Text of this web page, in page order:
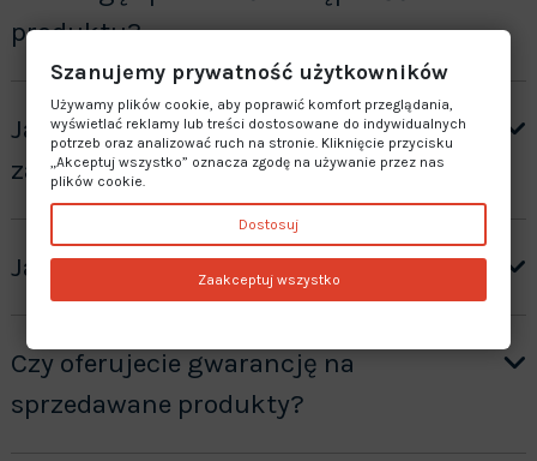
produktu?
Jak otrzymać wycenę produktów ”na
zamówienie”?
Jaki jest czas realizacji zamówienia?
Czy oferujecie gwarancję na
sprzedawane produkty?
Szanujemy prywatność użytkowników
Używamy plików cookie, aby poprawić komfort przeglądania,
wyświetlać reklamy lub treści dostosowane do indywidualnych
potrzeb oraz analizować ruch na stronie. Kliknięcie przycisku
„Akceptuj wszystko” oznacza zgodę na używanie przez nas
plików cookie.
Dostosuj
Zaakceptuj wszystko